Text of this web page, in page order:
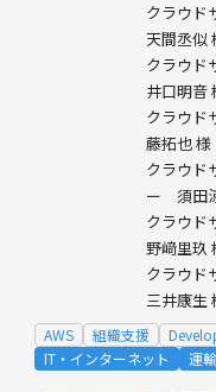
クラウド
天間丞似
クラウド
井口明音
クラウド
藤拓也 様
クラウド
ー 須田
クラウド
野﨑里玖
クラウド
三井康生
AWS 組織支援
IT・インターネット
運